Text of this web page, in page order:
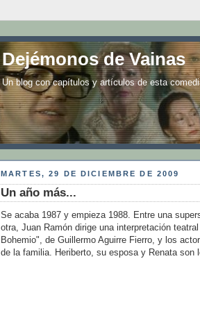
Dejémonos de Vainas
Un blog con capítulos y artículos de esta
MARTES, 29 DE DICIEMBRE DE 2009
Un año más...
Se acaba 1987 y empieza 1988. Entre una
otra, Juan Ramón dirige una interpretación
Bohemio", de Guillermo Aguirre Fierro, y los
de la familia. Heriberto, su esposa y Renata son